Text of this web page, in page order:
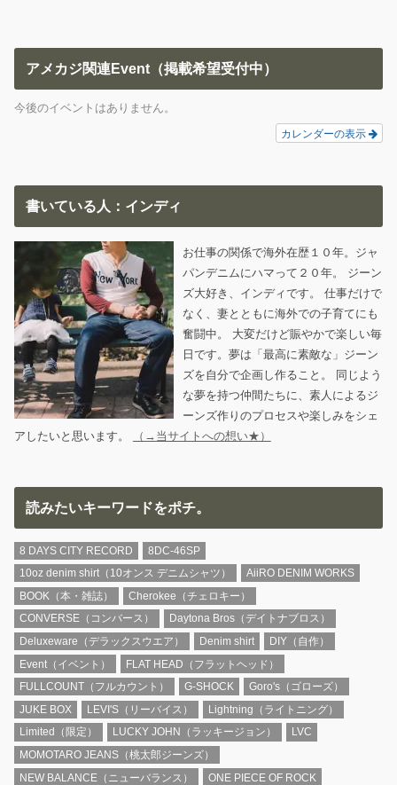
アメカジ関連Event（掲載希望受付中）
今後のイベントはありません。
カレンダーの表示
書いている人：インディ
お仕事の関係で海外在歴１０年。ジャ
パンデニムにハマって２０年。 ジーン
ズ大好き、インディです。 仕事だけで
なく、妻とともに海外での子育てにも
奮闘中。 大変だけど賑やかで楽しい毎
日です。夢は「最高に素敵な」ジーン
ズを自分で企画し作ること。 同じよう
な夢を持つ仲間たちに、素人によるジ
ーンズ作りのプロセスや楽しみをシェ
アしたいと思います。
（→当サイトへの想い★）
読みたいキーワードをポチ。
8 DAYS CITY RECORD
8DC-46SP
10oz denim shirt（10オンス デニムシャツ）
AiiRO DENIM WORKS
BOOK（本・雑誌）
Cherokee（チェロキー）
CONVERSE（コンバース）
Daytona Bros（デイトナブロス）
Deluxeware（デラックスウエア）
Denim shirt
DIY（自作）
Event（イベント）
FLAT HEAD（フラットヘッド）
FULLCOUNT（フルカウント）
G-SHOCK
Goro's（ゴローズ）
JUKE BOX
LEVI'S（リーバイス）
Lightning（ライトニング）
Limited（限定）
LUCKY JOHN（ラッキージョン）
LVC
MOMOTARO JEANS（桃太郎ジーンズ）
NEW BALANCE（ニューバランス）
ONE PIECE OF ROCK